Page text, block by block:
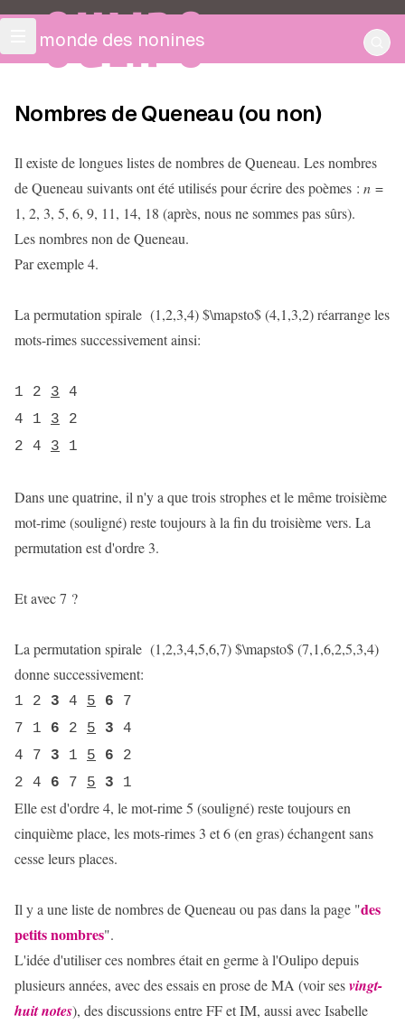
OULIPO
Le monde des nonines
Nombres de Queneau (ou non)
Il existe de longues listes de nombres de Queneau. Les nombres
de Queneau suivants ont été utilisés pour écrire des poèmes : n =
1, 2, 3, 5, 6, 9, 11, 14, 18 (après, nous ne sommes pas sûrs).
Les nombres non de Queneau.
Par exemple 4.
La permutation spirale (1,2,3,4) $\mapsto$ (4,1,3,2) réarrange les
mots-rimes successivement ainsi:
1 2 3 4
4 1 3 2
2 4 3 1
Dans une quatrine, il n'y a que trois strophes et le même troisième
mot-rime (souligné) reste toujours à la fin du troisième vers. La
permutation est d'ordre 3.
Et avec 7 ?
La permutation spirale (1,2,3,4,5,6,7) $\mapsto$ (7,1,6,2,5,3,4)
donne successivement:
1 2 3 4 5 6 7
7 1 6 2 5 3 4
4 7 3 1 5 6 2
2 4 6 7 5 3 1
Elle est d'ordre 4, le mot-rime 5 (souligné) reste toujours en
cinquième place, les mots-rimes 3 et 6 (en gras) échangent sans
cesse leurs places.
Il y a une liste de nombres de Queneau ou pas dans la page "des
petits nombres".
L'idée d'utiliser ces nombres était en germe à l'Oulipo depuis
plusieurs années, avec des essais en prose de MA (voir sesvingt-
huit notes), des discussions entre FF et IM, aussi avec Isabelle